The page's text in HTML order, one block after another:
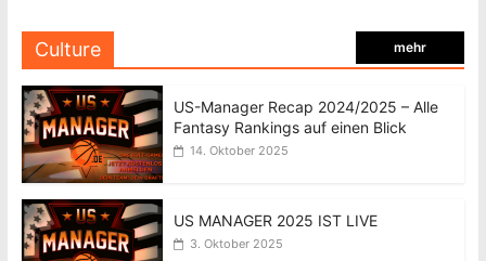
Culture mehr
US-Manager Recap 2024/2025 – Alle
Fantasy Rankings auf einen Blick
14. Oktober 2025
US MANAGER 2025 IST LIVE
3. Oktober 2025